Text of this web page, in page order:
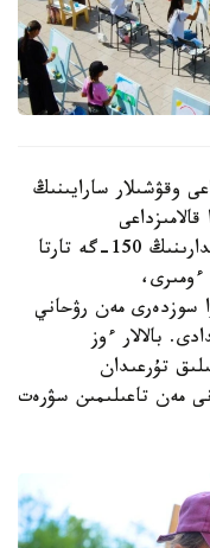
وقۋشىلار سارايىنىڭ
جەكەمەنشىك قوسىمشا ءبىلىم بەرۋ ۇيىمدارىنىڭ 150-گە تارتا
سوزدەرى مەن رۋحاني
بالالار ءوز
تۇرعىدان
مەن تاعىلىمىن سۋرەت